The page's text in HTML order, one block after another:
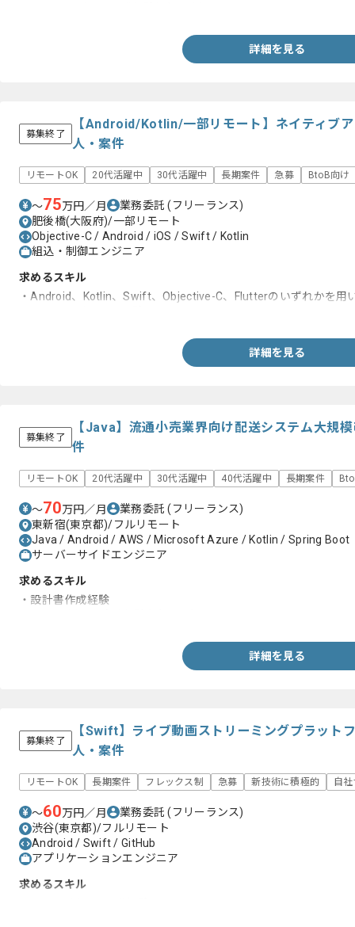
詳細を見る
募集終了
【Android/Kotlin/一部リモート】ネイティブ
人・案件
リモートOK 20代活躍中 30代活躍中 長期案件 急募 BtoB向け
〜75万円／月 業務委託(フリーランス)
肥後橋(大阪府)/一部リモート
Objective-C / Android / iOS / Swift / Kotlin
組込・制御エンジニア
求めるスキル
・Android、Kotlin、Swift、Objective-C、Flutterのいずれかを用
詳細を見る
募集終了
【Java】流通小売業界向け配送システム大規
件
リモートOK 20代活躍中 30代活躍中 40代活躍中 長期案件
〜70万円／月 業務委託(フリーランス)
東新宿(東京都)/フルリモート
Java / Android / AWS / Microsoft Azure / Kotlin / Spring Boot
サーバーサイドエンジニア
求めるスキル
・設計書作成経験
詳細を見る
募集終了
【Swift】ライブ動画ストリーミングプラット
人・案件
リモートOK 長期案件 フレックス制 急募 新技術に積極的 自
〜60万円／月 業務委託(フリーランス)
渋谷(東京都)/フルリモート
Android / Swift / GitHub
アプリケーションエンジニア
求めるスキル